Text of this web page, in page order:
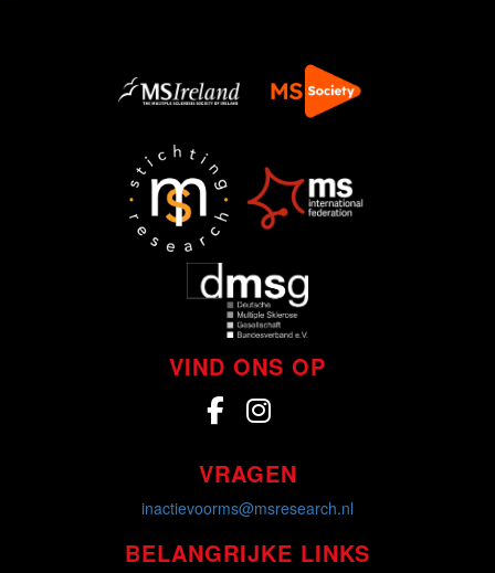
VIND ONS OP
VRAGEN
inactievoorms@msresearch.nl
BELANGRIJKE LINKS